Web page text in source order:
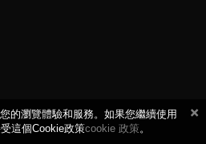
的瀏覽體驗和服務。如果您繼續使用
這個Cookie政策cookie 政策。